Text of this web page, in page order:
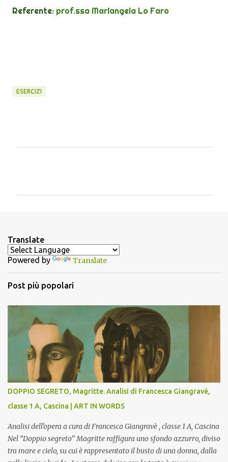
Referente: prof.ssa Mariangela Lo Faro
ESERCIZI
t
i
Translate
Powered by Translate
Post più popolari
DOPPIO SEGRETO, Magritte. Analisi di Francesca Giangravè,
classe 1 A, Cascina | ART IN WORDS
Analisi dell'opera a cura di Francesca Giangravè , classe 1 A, Cascina
Nel “Doppio segreto” Magritte raffigura uno sfondo azzurro, diviso
tra mare e cielo, su cui è rappresentato il busto di una donna, dalla